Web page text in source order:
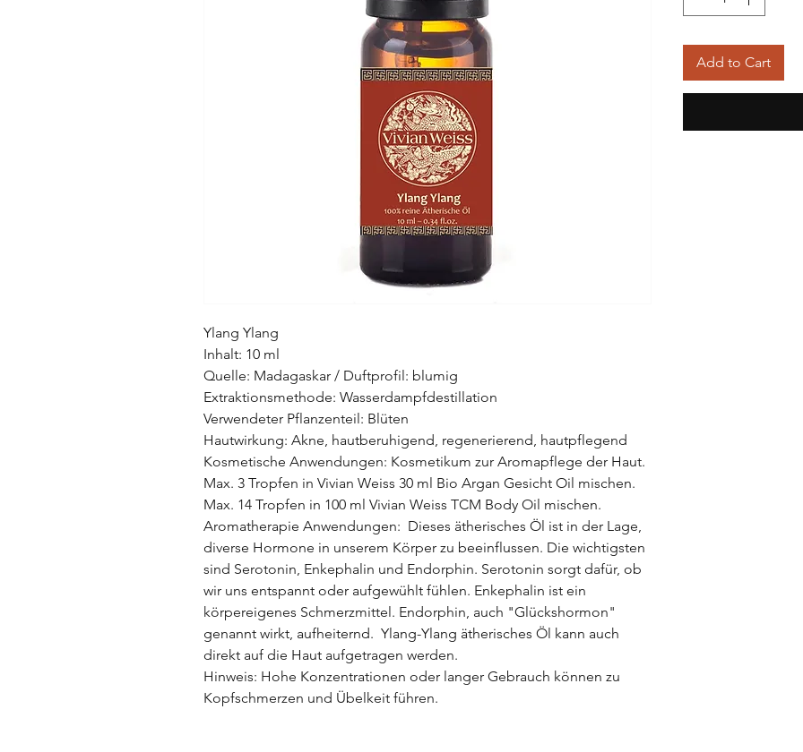
Ylang Ylang
Inhalt: 10 ml
Quelle: Madagaskar / Duftprofil: blumig
Extraktionsmethode: Wasserdampfdestillation
Verwendeter Pflanzenteil: Blüten
Hautwirkung: Akne, hautberuhigend, regenerierend, hautpflegend
Kosmetische Anwendungen: Kosmetikum zur Aromapflege der Haut.
Max. 3 Tropfen in Vivian Weiss 30 ml Bio Argan Gesicht Oil mischen.
Max. 14 Tropfen in 100 ml Vivian Weiss TCM Body Oil mischen.
Aromatherapie Anwendungen: Dieses ätherisches Öl ist in der Lage,
diverse Hormone in unserem Körper zu beeinflussen. Die wichtigsten
sind Serotonin, Enkephalin und Endorphin. Serotonin sorgt dafür, ob
wir uns entspannt oder aufgewühlt fühlen. Enkephalin ist ein
körpereigenes Schmerzmittel. Endorphin, auch "Glückshormon"
genannt wirkt, aufheiternd. Ylang-Ylang ätherisches Öl kann auch
direkt auf die Haut aufgetragen werden.
Hinweis: Hohe Konzentrationen oder langer Gebrauch können zu
Kopfschmerzen und Übelkeit führen.
Add to Cart